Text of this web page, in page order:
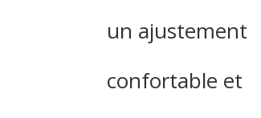
un ajustement
confortable et